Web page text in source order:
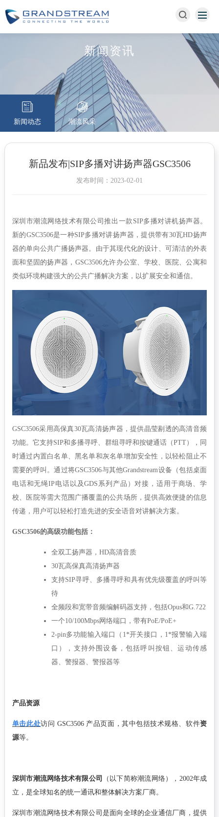
新闻资讯
新闻动态 潮流风采
新品发布|SIP多播对讲扬声器GSC3506
发布时间：2023-02-01
深圳市潮流网络技术有限公司推出一款 SIP多播对讲机扬声器。
新的GSC3506是一种SIP多播对讲扬声器，提供带有30瓦HD扬声
器的单向公共广播扬声器。由于其现代化的设计、可清洁的外表
面和坚固的扬声器，GSC3506允许办公室、学校、医院、公寓和
类似环境构建强大的公共广播解决方案，以扩展安全和通信。
GSC3506采用高保真30瓦高清扬声器，提供晶莹剔透的高清音频
功能。它支持SIP和多播寻呼、群组寻呼和按键通话（PTT），同
时通过内置白名单、黑名单和灰名单增加安全性，以轻松阻止不
需要的呼叫。通过将GSC3506与其他Grandstream设备（包括桌面
电话和无绳IP电话以及GDS系列产品）对接，适用于商场、学
校、医院等需大范围广播覆盖的公共场所，提供高效便捷的信息
传递，用户可以轻松打造先进的安全语音对讲解决方案。
GSC3506的高级功能包括：
全双工扬声器，HD高清音质
30瓦高保真高清扬声器
支持SIP寻呼、多播寻呼和具有优先级覆盖的呼叫等
待
全频段和宽带音频编解码器支持，包括Opus和G.722
一个10/100Mbps网络端口，带有PoE/PoE+
2-pin多功能输入端口（1*开关接口，1*报警输入端
口），支持外围设备，包括呼叫按钮、运动传感
器、警报器、警报器等
产品资源
单击此处访问 GSC3506 产品页面，其中包括技术规格、软件资
源等。
深圳市潮流网络技术有限公司 （以下简称潮流网络） ， 2002年成
立，是全球知名的统一通讯和整体解决方案厂商。
深圳市潮流网络技术有限公司是面向全球的企业通信厂商，提供